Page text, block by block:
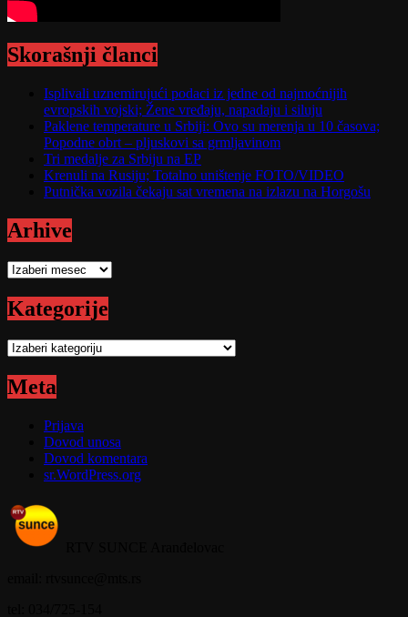
Skorašnji članci
Isplivali uznemirujući podaci iz jedne od najmoćnijih
evropskih vojski; Žene vređaju, napadaju i siluju
Paklene temperature u Srbiji: Ovo su merenja u 10 časova;
Popodne obrt – pljuskovi sa grmljavinom
Tri medalje za Srbiju na EP
Krenuli na Rusiju; Totalno uništenje FOTO/VIDEO
Putnička vozila čekaju sat vremena na izlazu na Horgošu
Arhive
Arhive
Kategorije
Kategorije
Meta
Prijava
Dovod unosa
Dovod komentara
sr.WordPress.org